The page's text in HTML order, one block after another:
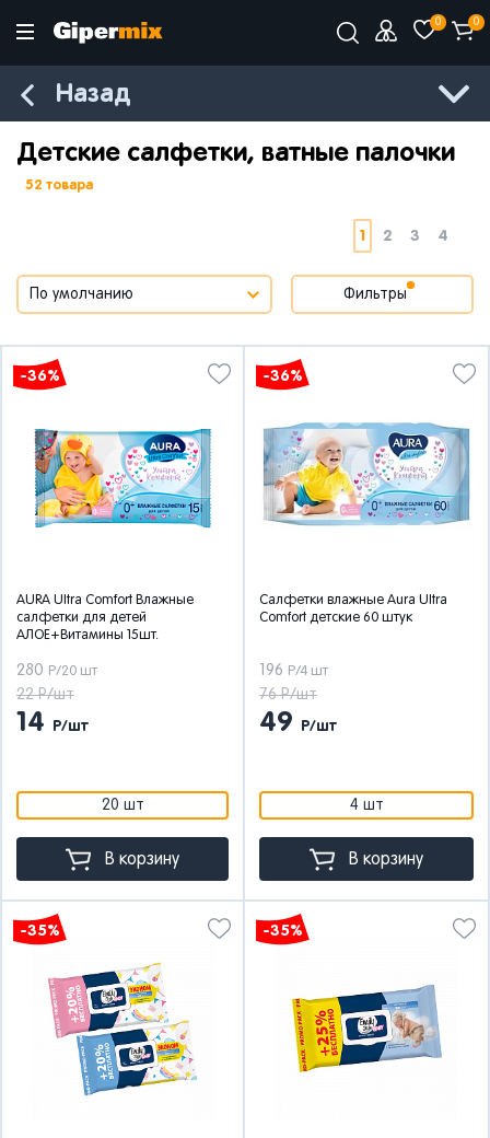
0 0
Назад
Детские салфетки, ватные палочки
52 товара
1 2 3 4
Фильтры
-36%
AURA Ultra Comfort Влажные
салфетки для детей
АЛОЕ+Витамины 15шт.
280 Р/20 шт
22 Р/шт
14 Р/шт
20 шт
В корзину
-36%
Салфетки влажные Aura Ultra
Comfort детские 60 штук
196 Р/4 шт
76 Р/шт
49 Р/шт
4 шт
В корзину
-35% -35%